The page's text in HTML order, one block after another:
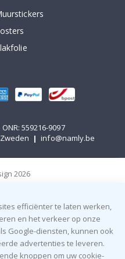
ONR: 559216-9097
| info@namly.be
2026
efficiënter te laten werken,
en het verkeer op onze
Google-diensten, kunnen ook
advertenties te leveren.
knoppen om uw cookie-